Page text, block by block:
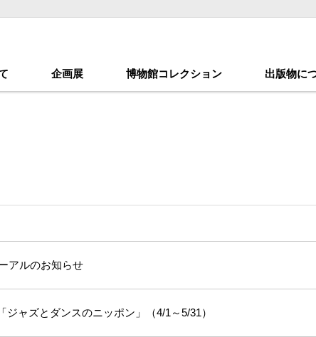
企画展 博物館コレクション 出版物に
アルのお知らせ
ャズとダンスのニッポン」（4/1～5/31）